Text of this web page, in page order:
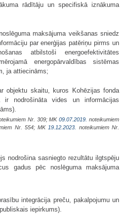
rādītāju un specifiskā iznākuma
maksājuma veikšanas sniedz
par enerģijas patēriņu pirms un
atbilstoši energoefektivitātes
energopārvaldības sistēmas
ja attiecināms;
objektu skaitu, kuros Kohēzijas fonda
ir nodrošināta vides un informācijas
Nr. 309; MK09.07.2019. noteikumiem
Nr. 554; MK 19.12.2023.
noteikumiem Nr.
nodrošina sasniegto rezultātu ilgtspēju
gadus pēc noslēguma maksājuma
integrācija preču, pakalpojumu un
iepirkums).